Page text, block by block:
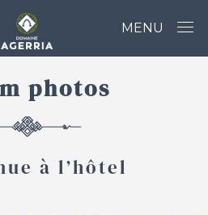
MENU
photos
à l’hôtel